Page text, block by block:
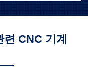
CNC 기계